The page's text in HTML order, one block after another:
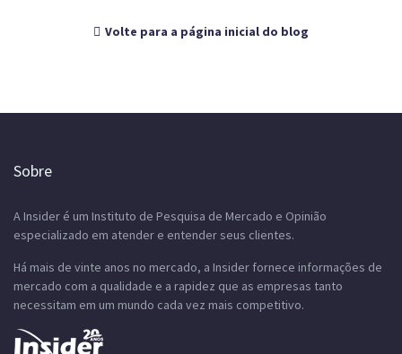
Volte para a página inicial do blog
Sobre
A Insider é um Instituto de Pesquisa de Mercado e Opinião
especializado em atender e entender seus clientes.
Há mais de vinte anos no mercado, a Insider fornece informações de
mercado com a qualidade e a rapidez que as empresas tanto
necessitam em um mundo cada vez mais competitivo.